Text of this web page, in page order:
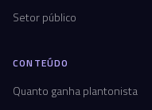
Setor público
CONTEÚDO
Quanto ganha plantonista